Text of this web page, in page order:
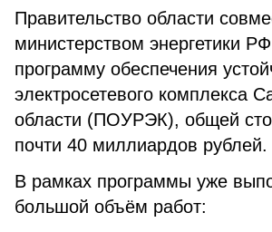
Правительство области
министерством энергетики
программу обеспечения
электросетевого комплекса
области (ПОУРЭК), общей
почти 40 миллиардов рублей.
В рамках программы уже
большой объём работ: